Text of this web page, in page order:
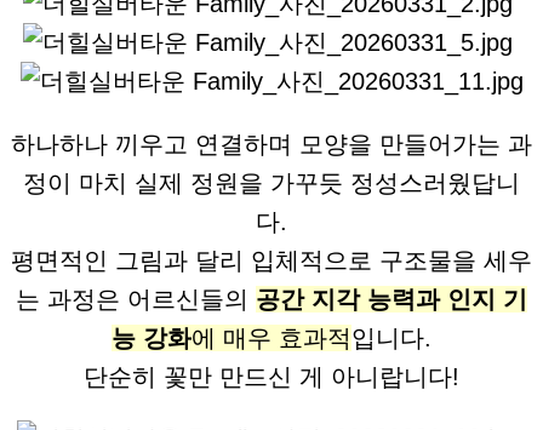
하나하나 끼우고 연결하며 모양을 만들어가는 과
정이 마치 실제 정원을 가꾸듯 정성스러웠답니
다.
평면적인 그림과 달리 입체적으로 구조물을 세우
는 과정은 어르신들의 공간 지각 능력과 인지 기
능 강화에 매우 효과적입니다.
단순히 꽃만 만드신 게 아니랍니다!